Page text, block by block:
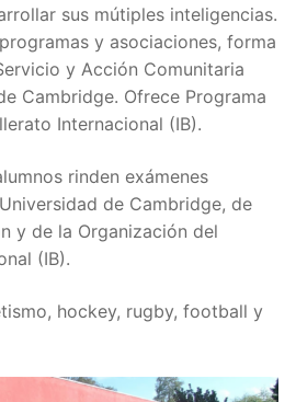
sus mútiples inteligencias.
y asociaciones, forma
y Acción Comunitaria
Cambridge. Ofrece Programa
Internacional (IB).
rinden exámenes
de Cambridge, de
y de la Organización del
(IB).
hockey, rugby, football y